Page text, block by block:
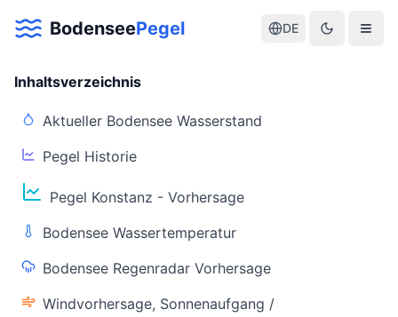
BodenseePegel DE
Inhaltsverzeichnis
Aktueller Bodensee Wasserstand
Pegel Historie
Pegel Konstanz - Vorhersage
Bodensee Wassertemperatur
Bodensee Regenradar Vorhersage
Windvorhersage, Sonnenaufgang /
Aktuelle Warnlage Bodensee
Aktueller Bodensee Pegel & Wasserstand
Live-Daten
(Konstanz)
Wassertemperatur
(Friedrichshafen)